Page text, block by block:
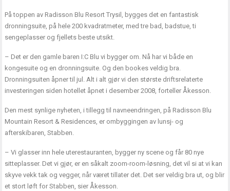
På toppen av Radisson Blu Resort Trysil, bygges det en fantastisk
dronningsuite, på hele 200 kvadratmeter, med tre bad, badstue, ti
sengeplasser og fjellets beste utsikt.
– Det er den gamle baren I:C Blu vi bygger om. Nå har vi både en
kongesuite og en dronningsuite. Og den bookes veldig bra.
Dronningsuiten åpner til jul. Alt i alt gjør vi den største driftsrelaterte
investeringen siden hotellet åpnet i desember 2008, forteller Åkesson.
Den mest synlige nyheten, i tillegg til navneendringen, på Radisson Blu
Mountain Resort & Residences, er ombyggingen av lunsj- og
afterskibaren, Stabben.
– Vi glasser inn hele uterestauranten, bygger ny scene og får 80 nye
sitteplasser. Det vi gjør, er en såkalt zoom-room-løsning, det vil si at vi kan
skyve vekk tak og vegger, når været tillater det. Det ser veldig bra ut, og blir
et stort løft for Stabben, sier Åkesson.